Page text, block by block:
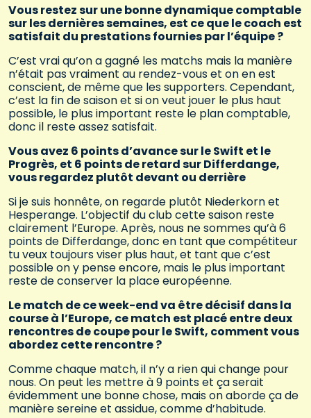
Vous restez sur une bonne dynamique comptable
sur les dernières semaines, est ce que le coach est
satisfait du prestations fournies par l’équipe ?
C’est vrai qu’on a gagné les matchs mais la manière
n’était pas vraiment au rendez-vous et on en est
conscient, de même que les supporters. Cependant,
c’est la fin de saison et si on veut jouer le plus haut
possible, le plus important reste le plan comptable,
donc il reste assez satisfait.
Vous avez 6 points d’avance sur le Swift et le
Progrès, et 6 points de retard sur Differdange,
vous regardez plutôt devant ou derrière
Si je suis honnête, on regarde plutôt Niederkorn et
Hesperange. L’objectif du club cette saison reste
clairement l’Europe. Après, nous ne sommes qu’à 6
points de Differdange, donc en tant que compétiteur
tu veux toujours viser plus haut, et tant que c’est
possible on y pense encore, mais le plus important
reste de conserver la place européenne.
Le match de ce week-end va être décisif dans la
course à l’Europe, ce match est placé entre deux
rencontres de coupe pour le Swift, comment vous
abordez cette rencontre ?
Comme chaque match, il n’y a rien qui change pour
nous. On peut les mettre à 9 points et ça serait
évidemment une bonne chose, mais on aborde ça de
manière sereine et assidue, comme d’habitude.